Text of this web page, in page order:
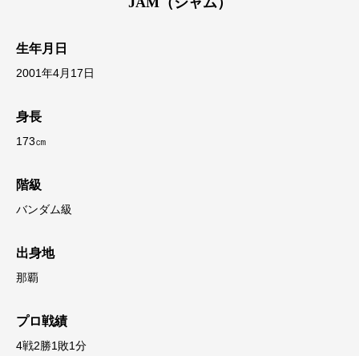
生年月日
2001年4月17日
身長
173㎝
階級
バンダム級
出身地
那覇
プロ戦績
4戦2勝1敗1分